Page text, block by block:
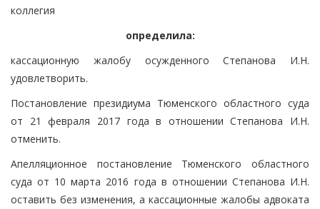
коллегия
определила:
кассационную жалобу осужденного Степанова И.Н.
удовлетворить.
Постановление президиума Тюменского областного суда
от 21 февраля 2017 года в отношении Степанова И.Н.
отменить.
Апелляционное постановление Тюменского областного
суда от 10 марта 2016 года в отношении Степанова И.Н.
оставить без изменения, а кассационные жалобы адвоката